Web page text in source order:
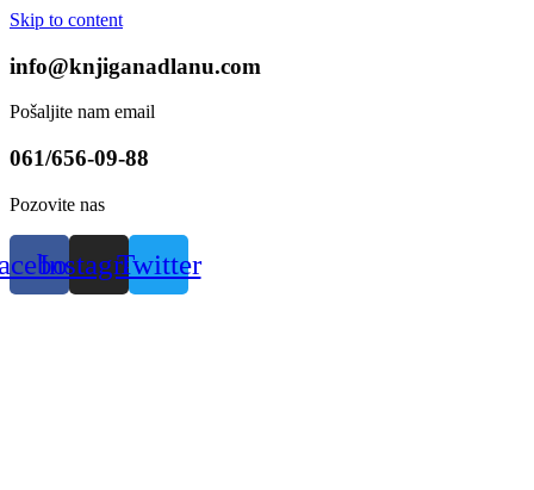
Skip to content
info@knjiganadlanu.com
Pošaljite nam email
061/656-09-88
Pozovite nas
InstagramTwitter